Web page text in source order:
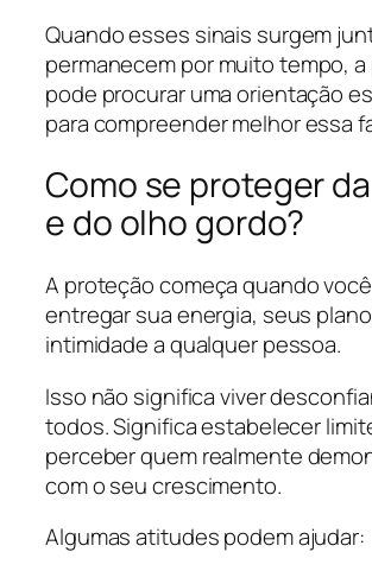
Quando esses sinais surgem
permanecem por muito tempo,
pode procurar uma orientação
para compreender melhor essa
Como se proteger
e do olho gordo?
A proteção começa quando
entregar sua energia, seus
intimidade a qualquer pessoa.
Isso não significa viver
todos. Significa estabelecer
perceber quem realmente
com o seu crescimento.
Algumas atitudes podem ajudar: